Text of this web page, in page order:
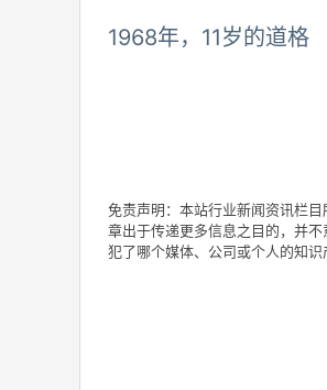
1968年，11岁的道格
免责声明：本站行业新闻资讯栏
章出于传递更多信息之目的，并
犯了哪个媒体、公司或个人的知